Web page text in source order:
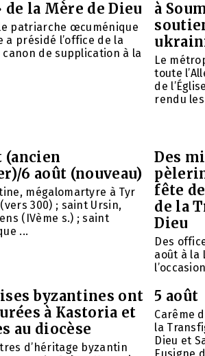
de la Mère de Dieu
patriarche œcuménique
a présidé l’office de la
canon de supplication à la
à
Le
toute
de
rendu
6 août (nouveau)
mégalomartyre à Tyr
300) ; saint Ursin,
(IVème s.) ; saint
...
Des
fête
de la
Dieu
Des
août à la
byzantines ont
à Kastoria et
au diocèse
d’héritage byzantin
5 août
Carême
la
Dieu et